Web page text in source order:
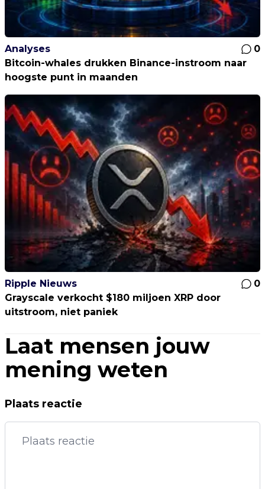
Analyses
0
Bitcoin-whales drukken Binance-instroom naar
hoogste punt in maanden
Ripple Nieuws
0
Grayscale verkocht $180 miljoen XRP door
uitstroom, niet paniek
Laat mensen jouw
mening weten
Plaats reactie